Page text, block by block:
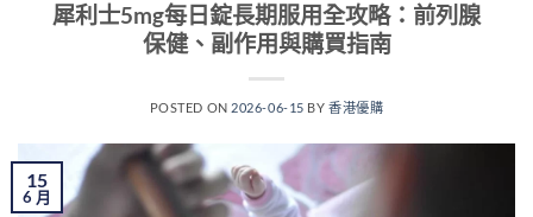
犀利士5mg每日錠長期服用全攻略：前列腺
保健、副作用與購買指南
POSTED ON 2026-06-15 BY香港優購
15
6 月